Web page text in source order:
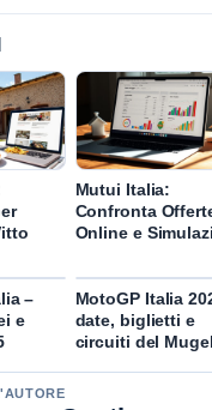
Mutui Italia:
Confronta
Online e
–
e
MotoGP Italia
date, biglietti e
circuiti del